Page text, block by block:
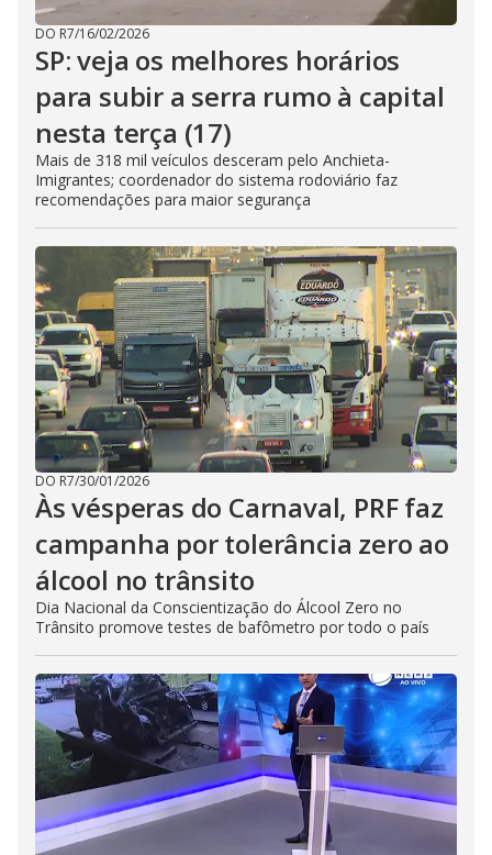
DO R7/16/02/2026
SP: veja os melhores horários
para subir a serra rumo à capital
nesta terça (17)
Mais de 318 mil veículos desceram pelo Anchieta-
Imigrantes; coordenador do sistema rodoviário faz
recomendações para maior segurança
DO R7/30/01/2026
Às vésperas do Carnaval, PRF faz
campanha por tolerância zero ao
álcool no trânsito
Dia Nacional da Conscientização do Álcool Zero no
Trânsito promove testes de bafômetro por todo o país